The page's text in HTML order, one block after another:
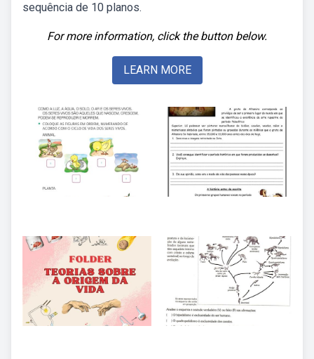
sequência de 10 planos.
For more information, click the button below.
LEARN MORE